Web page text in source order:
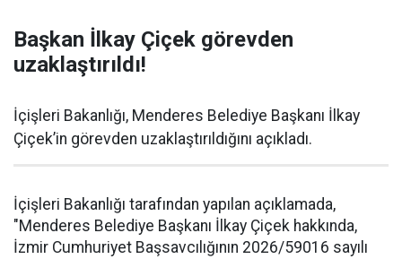
Başkan İlkay Çiçek görevden
uzaklaştırıldı!
İçişleri Bakanlığı, Menderes Belediye Başkanı İlkay
Çiçek’in görevden uzaklaştırıldığını açıkladı.
İçişleri Bakanlığı tarafından yapılan açıklamada,
"Menderes Belediye Başkanı İlkay Çiçek hakkında,
İzmir Cumhuriyet Başsavcılığının 2026/59016 sayılı